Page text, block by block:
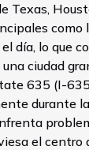
Texas,
día, lo que
ciudad
635 (I-
durante
el centro